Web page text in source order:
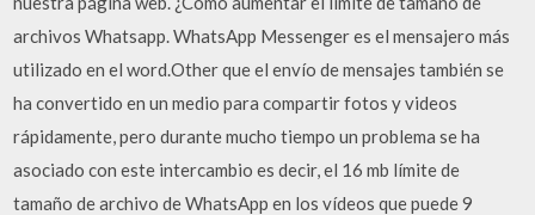
archivos Whatsapp. WhatsApp Messenger es el mensajero más
utilizado en el word.Other que el envío de mensajes también se
ha convertido en un medio para compartir fotos y videos
rápidamente, pero durante mucho tiempo un problema se ha
asociado con este intercambio es decir, el 16 mb límite de
tamaño de archivo de WhatsApp en los vídeos que puede 9